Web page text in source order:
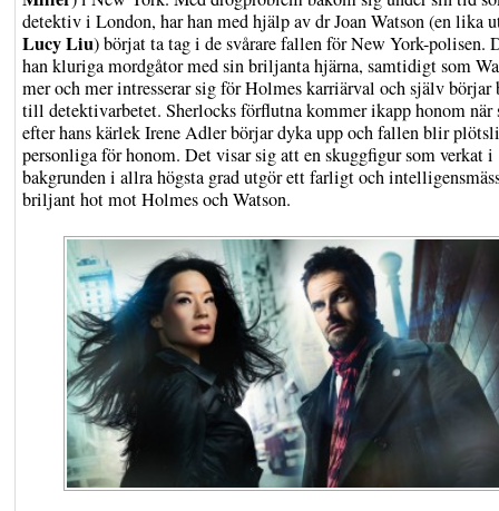
detektiv i London, har han med hjälp av dr Joan Watson (en lika
Lucy Liu) börjat ta tag i de svårare fallen för New York-polisen.
han kluriga mordgåtor med sin briljanta hjärna, samtidigt som
mer och mer intresserar sig för Holmes karriärval och själv börjar
till detektivarbetet. Sherlocks förflutna kommer ikapp honom när
efter hans kärlek Irene Adler börjar dyka upp och fallen blir
personliga för honom. Det visar sig att en skuggfigur som verkat i
bakgrunden i allra högsta grad utgör ett farligt och
briljant hot mot Holmes och Watson.